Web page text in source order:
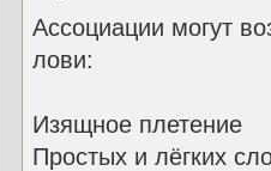
Ассоциации могут
лови:
Изящное плетение
Простых и лёгких